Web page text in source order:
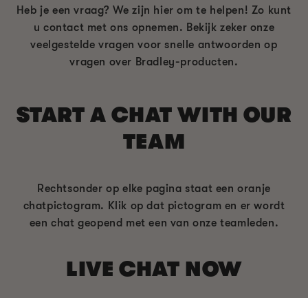
Heb je een vraag? We zijn hier om te helpen! Zo kunt
u contact met ons opnemen. Bekijk zeker onze
veelgestelde vragen voor snelle antwoorden op
vragen over Bradley-producten.
START A CHAT WITH OUR
TEAM
Rechtsonder op elke pagina staat een oranje
chatpictogram. Klik op dat pictogram en er wordt
een chat geopend met een van onze teamleden.
LIVE CHAT NOW